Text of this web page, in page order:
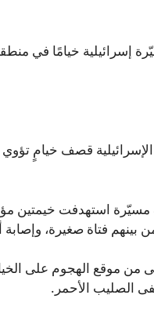
إسرائيلية خيامًا في
قصف خيامٍ تؤوي
مسيّرة استهدفت خيمتين
فتاة صغيرة، وإصابة
من موقع الهجوم على
الصليب الأحمر.